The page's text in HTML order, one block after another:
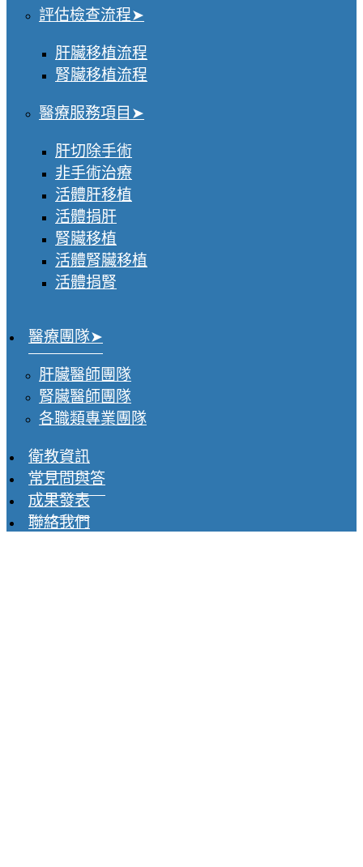
評估檢查流程
肝臟移植流程
腎臟移植流程
醫療服務項目
肝切除手術
非手術治療
活體肝移植
活體捐肝
腎臟移植
活體腎臟移植
活體捐腎
醫療團隊
肝臟醫師團隊
腎臟醫師團隊
各職類專業團隊
衛教資訊
常見問與答
成果發表
聯絡我們